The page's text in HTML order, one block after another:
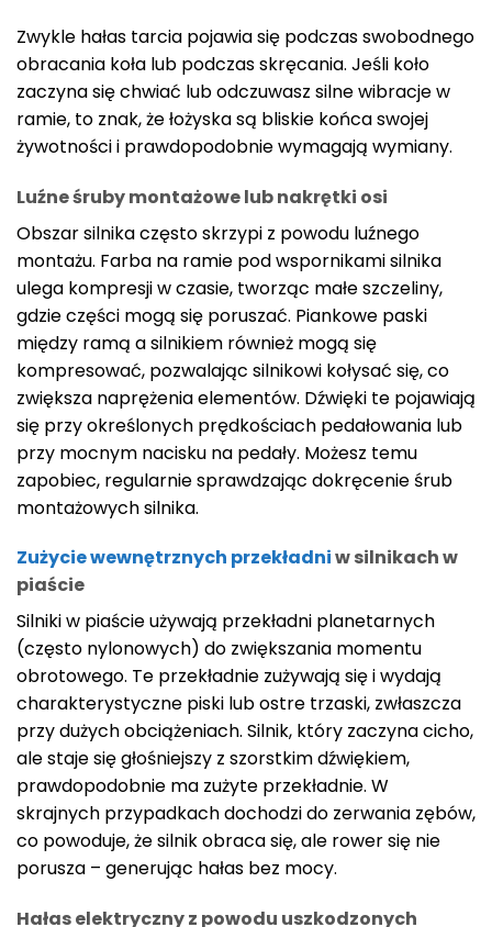
Zwykle hałas tarcia pojawia się podczas swobodnego
obracania koła lub podczas skręcania. Jeśli koło
zaczyna się chwiać lub odczuwasz silne wibracje w
ramie, to znak, że łożyska są bliskie końca swojej
żywotności i prawdopodobnie wymagają wymiany.
Luźne śruby montażowe lub nakrętki osi
Obszar silnika często skrzypi z powodu luźnego
montażu. Farba na ramie pod wspornikami silnika
ulega kompresji w czasie, tworząc małe szczeliny,
gdzie części mogą się poruszać. Piankowe paski
między ramą a silnikiem również mogą się
kompresować, pozwalając silnikowi kołysać się, co
zwiększa naprężenia elementów. Dźwięki te pojawiają
się przy określonych prędkościach pedałowania lub
przy mocnym nacisku na pedały. Możesz temu
zapobiec, regularnie sprawdzając dokręcenie śrub
montażowych silnika.
Zużycie wewnętrznych przekładniw silnikach w
piaście
Silniki w piaście używają przekładni planetarnych
(często nylonowych) do zwiększania momentu
obrotowego. Te przekładnie zużywają się i wydają
charakterystyczne piski lub ostre trzaski, zwłaszcza
przy dużych obciążeniach. Silnik, który zaczyna cicho,
ale staje się głośniejszy z szorstkim dźwiękiem,
prawdopodobnie ma zużyte przekładnie. W
skrajnych przypadkach dochodzi do zerwania zębów,
co powoduje, że silnik obraca się, ale rower się nie
porusza – generując hałas bez mocy.
Hałas elektryczny z powodu uszkodzonych